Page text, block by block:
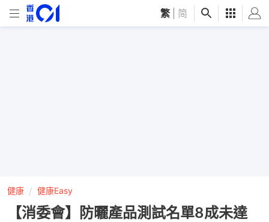
繁 简
健康 健康Easy
【消委會】防曬產品測試名單8成未達